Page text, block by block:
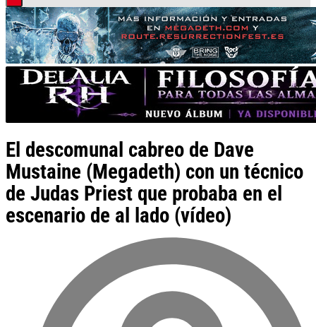
El descomunal cabreo de Dave
Mustaine (Megadeth) con un técnico
de Judas Priest que probaba en el
escenario de al lado (vídeo)